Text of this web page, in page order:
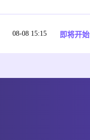
08-08 15:15 即将开始